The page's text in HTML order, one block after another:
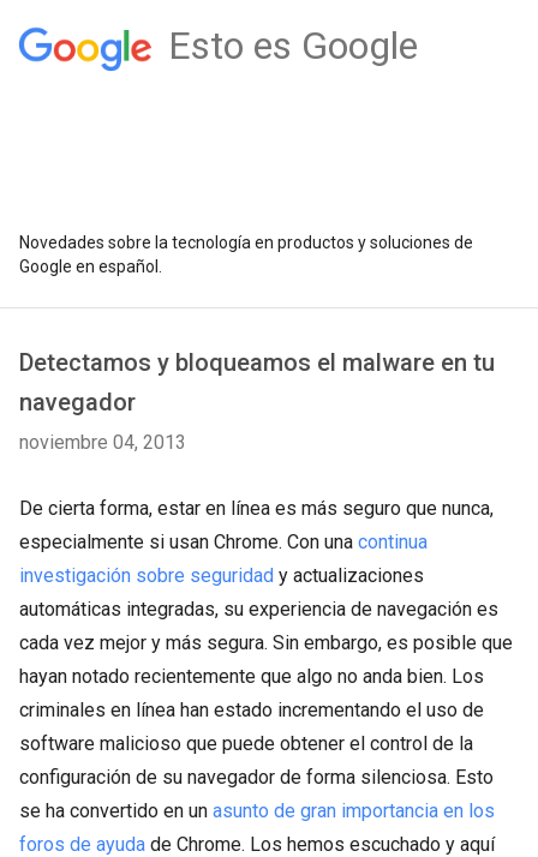
Esto es Google
Novedades sobre la tecnología en productos y soluciones de
Google en español.
Detectamos y bloqueamos el malware en tu
navegador
noviembre 04, 2013
De cierta forma, estar en línea es más seguro que nunca,
especialmente si usan Chrome. Con una continua
investigación sobre seguridad y actualizaciones
automáticas integradas, su experiencia de navegación es
cada vez mejor y más segura. Sin embargo, es posible que
hayan notado recientemente que algo no anda bien. Los
criminales en línea han estado incrementando el uso de
software malicioso que puede obtener el control de la
configuración de su navegador de forma silenciosa. Esto
se ha convertido en un asunto de gran importancia en los
foros de ayuda de Chrome. Los hemos escuchado y aquí